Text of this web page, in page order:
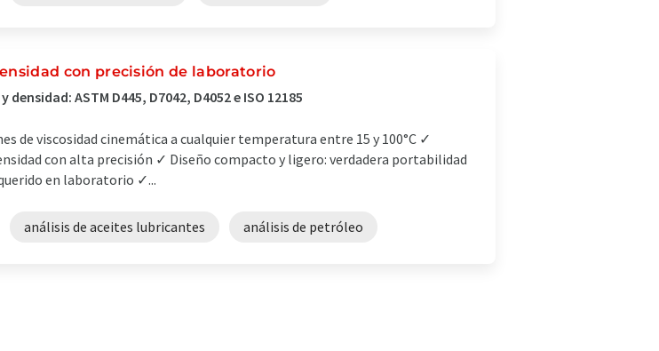
con precisión de laboratorio
ASTM D445, D7042, D4052 e ISO 12185
de viscosidad cinemática a cualquier temperatura entre 15 y 100°C ✓
con alta precisión ✓ Diseño compacto y ligero: verdadera portabilidad
en laboratorio ✓...
análisis de aceites lubricantes análisis de petróleo